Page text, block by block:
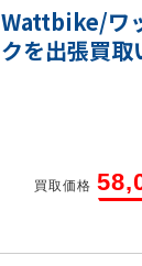
Wattbike/ワ
クを出張買取
買取価格